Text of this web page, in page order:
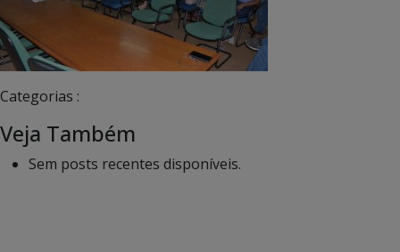
Categorias :
Veja Também
Sem posts recentes disponíveis.